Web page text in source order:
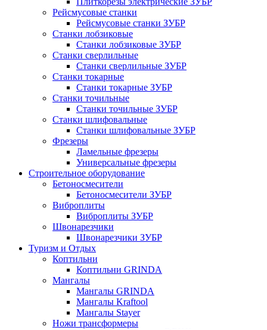
Рейсмусовые станки
Рейсмусовые станки ЗУБР
Станки лобзиковые
Станки лобзиковые ЗУБР
Станки сверлильные
Станки сверлильные ЗУБР
Станки токарные
Станки токарные ЗУБР
Станки точильные
Станки точильные ЗУБР
Станки шлифовальные
Станки шлифовальные ЗУБР
Фрезеры
Ламельные фрезеры
Универсальные фрезеры
Строительное оборудование
Бетоносмесители
Бетоносмесители ЗУБР
Виброплиты
Виброплиты ЗУБР
Швонарезчики
Швонарезчики ЗУБР
Туризм и Отдых
Коптильни
Коптильни GRINDA
Мангалы
Мангалы GRINDA
Мангалы Kraftool
Мангалы Stayer
Ножи трансформеры